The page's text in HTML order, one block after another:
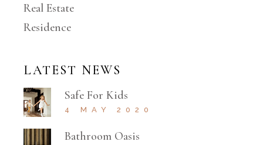
Real Estate
Residence
LATEST NEWS
Safe For Kids
4 MAY 2020
Bathroom Oasis